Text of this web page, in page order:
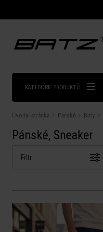
KATEGORIE PRODUKTŮ
Úvodní stránka Pánské Boty
Pánské, Sneaker
Filtr